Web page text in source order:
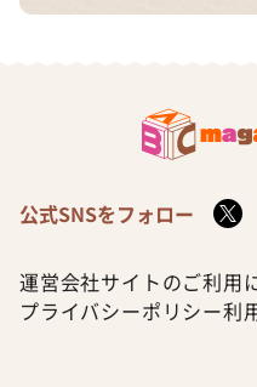
公式SNSをフォロー
運営会社サイトのご利用
プライバシーポリシー利